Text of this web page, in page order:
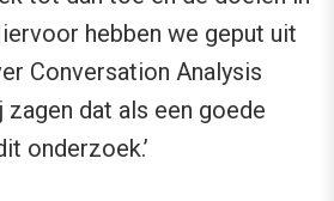
hebben we geput uit
Conversation Analysis
dat als een goede
onderzoek.’